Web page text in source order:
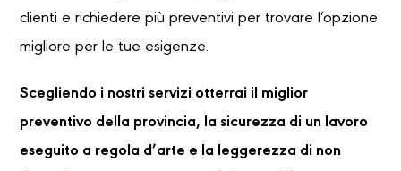
clienti e richiedere più preventivi per trovare l’opzione
migliore per le tue esigenze.
Scegliendo i nostri servizi otterrai il miglior
preventivo della provincia, la sicurezza di un lavoro
eseguito a regola d’arte e la leggerezza di non